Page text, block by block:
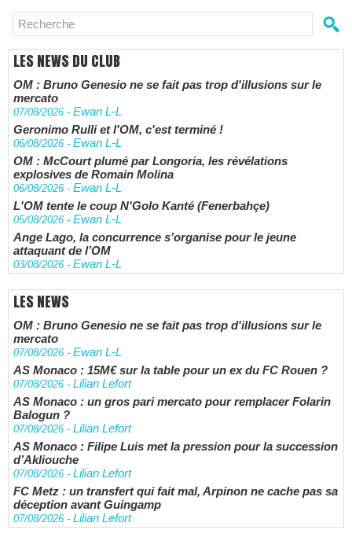
LES NEWS DU CLUB
OM : Bruno Genesio ne se fait pas trop d'illusions sur le
mercato
07/08/2026 - Ewan L-L
Geronimo Rulli et l'OM, c'est terminé !
06/08/2026 - Ewan L-L
OM : McCourt plumé par Longoria, les révélations
explosives de Romain Molina
06/08/2026 - Ewan L-L
L'OM tente le coup N'Golo Kanté (Fenerbahçe)
05/08/2026 - Ewan L-L
Ange Lago, la concurrence s’organise pour le jeune
attaquant de l’OM
03/08/2026 - Ewan L-L
LES NEWS
OM : Bruno Genesio ne se fait pas trop d'illusions sur le
mercato
07/08/2026 - Ewan L-L
AS Monaco : 15M€ sur la table pour un ex du FC Rouen ?
07/08/2026 - Lilian Lefort
AS Monaco : un gros pari mercato pour remplacer Folarin
Balogun ?
07/08/2026 - Lilian Lefort
AS Monaco : Filipe Luis met la pression pour la succession
d’Akliouche
07/08/2026 - Lilian Lefort
FC Metz : un transfert qui fait mal, Arpinon ne cache pas sa
déception avant Guingamp
07/08/2026 - Lilian Lefort